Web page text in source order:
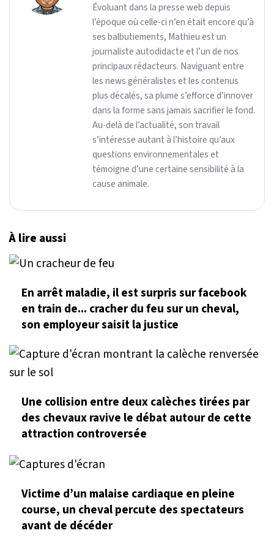
Évoluant dans la presse web depuis
l’époque où celle-ci n’en était encore qu’à
ses balbutiements, Mathieu est un
journaliste autodidacte et l’un de nos
principaux rédacteurs. Naviguant entre
les news généralistes et les contenus
plus décalés, sa plume s’efforce d’innover
dans la forme sans jamais sacrifier le fond.
Au-delà de l’actualité, son travail
s’intéresse autant à l’histoire qu’aux
questions environnementales et
témoigne d’une certaine sensibilité à la
cause animale.
À lire aussi
En arrêt maladie, il est surpris sur facebook
en train de... cracher du feu sur un cheval,
son employeur saisit la justice
Une collision entre deux calèches tirées par
des chevaux ravive le débat autour de cette
attraction controversée
Victime d’un malaise cardiaque en pleine
course, un cheval percute des spectateurs
avant de décéder